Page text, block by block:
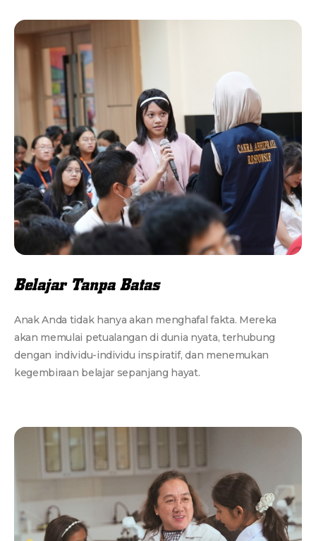
Belajar Tanpa Batas
Anak Anda tidak hanya akan menghafal fakta. Mereka
akan memulai petualangan di dunia nyata, terhubung
dengan individu-individu inspiratif, dan menemukan
kegembiraan belajar sepanjang hayat.